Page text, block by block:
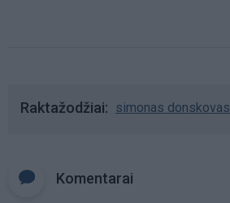
Raktažodžiai simonas donskovas
Komentarai